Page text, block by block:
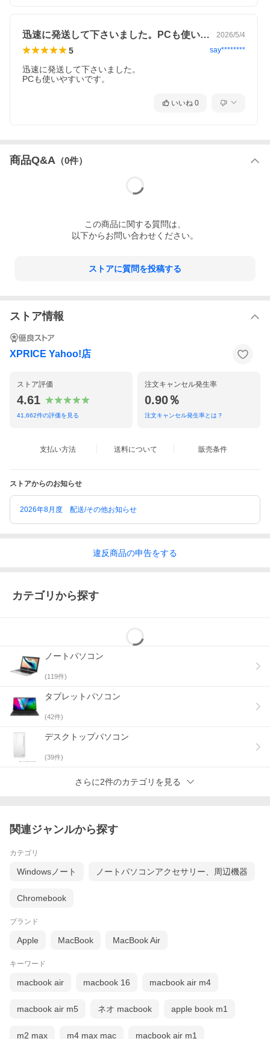
* モニター解像度:2560x1664ピクセル標準解像度、224ppi
* 4K・有機EL対応:非対応
* CPU…
・4つの高性能コアと6つの高効率コアを搭載した10コアCPU
・8コアGPU
・ハードウェアアクセラレーテッドレイトレーシング
* タイプ:クラムシェル型/2in1非対応
* タッチパネル:タッチパネル非対応
・Thunderbolt 4(最大40Gb/s)
・USB 4(最大40Gb/s)
* オーディオ・スピーカー・マイク機能…
・指向性ビームフォーミングを持つ3マイクアレイ
・「声を分離」と「ワイドスペクトル」のマイクモード
・ハイインピーダンスヘッドフォンに高度に対応する3.5mmヘッ
* キー配列:日本語版キーボード
・最大18時間のビデオストリーミング
・最大15時間のワイヤレスインターネット
* 発表時期(モデル):2025年モデル
* 付属品…
・HEVC、H.264、AV1、ProResなどのフォーマットに対応
デジタル、ドルビーデジタルプラス、ドルビーアトモスなどのフ
迅速に発送して下さいました。PCも使い… 2026/5/4
5 say********
迅速に発送して下さいました。
PCも使いやすいです。
いいね 0
商品Q&A （0件）
この商品に関する質問は、
以下からお問い合わせください。
ストアに質問を投稿する
ストア情報
XPRICE Yahoo!店
ストア評価
4.61
41,662件の評価を見る
注文キャンセル発生率
0.90％
注文キャンセル発生率とは？
支払い方法 送料について 販売条件
ストアからのお知らせ
2026年8月度 配送/その他お知らせ
違反商品の申告をする
カテゴリから探す
ノートパソコン
(119件)
タブレットパソコン
(42件)
デスクトップパソコン
(39件)
さらに2件のカテゴリを見る
関連ジャンルから探す
カテゴリ
Windowsノート ノートパソコンアクセサリー、周辺機器
Chromebook
ブランド
Apple MacBook MacBook Air
キーワード
macbook air macbook 16 macbook air m4
macbook air m5 ネオ macbook apple book m1
m2 max m4 max mac macbook air m1